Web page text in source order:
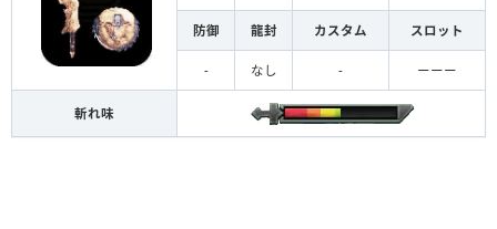
防御 龍封 カスタム スロット
- なし - ーーー
斬れ味